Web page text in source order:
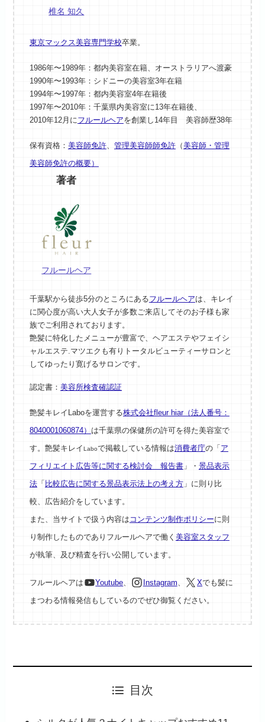
椎名 知久
東京マックス美容専門学校卒業。
1986年〜1989年：都内美容室在籍、オーストラリアへ渡豪
1990年〜1993年：シドニーの美容室3年在籍
1994年〜1997年：都内美容室4年在籍後
1997年〜2010年：千葉県内美容室に13年在籍後、
2010年12月に フルールヘアを創業し14年目 美容師歴38年
保有資格： 美容師免許、 管理美容師師免許（美容師・管理
美容師免許の概要）
著者
フルールヘア
千葉駅から徒歩5分のところにあるフルールヘアは、キレイ
に関心度が高い大人女子が多数ご来店してそのお子様も家
族でご利用されております。
艶髪に特化したメニューが豊富で、ヘアエステやフェイシ
ャルエステ.マツエクも有りトータルビューティーサロンと
してゆったり寛げるサロンです。
認定書： 美容所検査確認証
艶髪キレイLaboを運営する株式会社fleur hiar（法人番号：
8040001060874） は千葉県の保健所の許可を得た美容室で
す。艶髪キレイLaboで掲載している情報は消費者庁の「 ア
フィリエイト広告等に関する検討会 報告書」・ 景品表示
法「 比較広告に関する景品表示法上の考え方」に則り比
較、広告紹介をしています。
また、当サイトで扱う内容は コンテンツ制作ポリシーに則
り制作したものでありフルールヘアで働く 美容室スタッフ
が執筆、及び精査を行い公開しています。
フルールヘアは Youtube Instagram Xでも髪に
まつわる情報発信もしているのでぜひ御覧ください。
目次